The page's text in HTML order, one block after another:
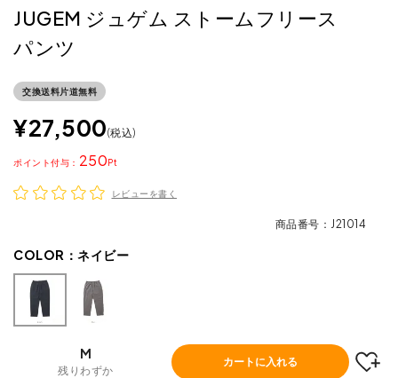
JUGEM ジュゲム ストームフリース
パンツ
交換送料片道無料
¥27,500 税込
250
ポイント
レビューを書く
商品番号 J21014
COLOR： ネイビー
M
残りわずか
カートに入れる